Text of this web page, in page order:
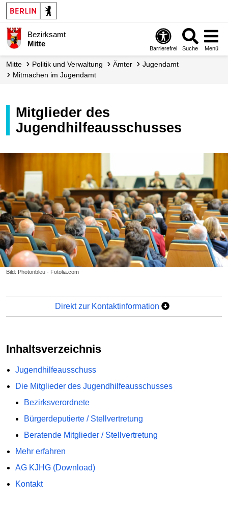
Bezirksamt
Mitte
Barrierefrei Suche Menü
Mitte Politik und Verwaltung Ämter
Jugendamt
Mitmachen im Jugendamt
Mitglieder des
Jugendhilfeausschusses
Bild: Photonbleu - Fotolia.com
Direkt zur Kontaktinformation
Inhaltsverzeichnis
Jugendhilfeausschuss
Die Mitglieder des Jugendhilfeausschusses
Bezirksverordnete
Bürgerdeputierte / Stellvertretung
Beratende Mitglieder / Stellvertretung
Mehr erfahren
AG KJHG (Download)
Kontakt